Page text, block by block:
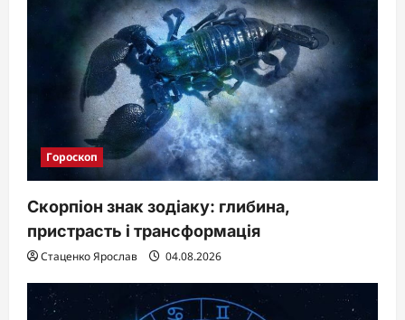
o
Гороскоп
Скорпіон знак зодіаку: глибина,
пристрасть і трансформація
Стаценко Ярослав 04.08.2026